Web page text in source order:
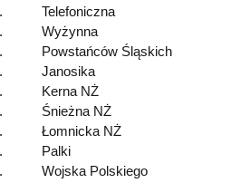
Telefoniczna
Wyżynna
Powstańców Śląskich
Janosika
Kerna NŻ
Śnieżna NŻ
Łomnicka NŻ
Palki
Wojska Polskiego